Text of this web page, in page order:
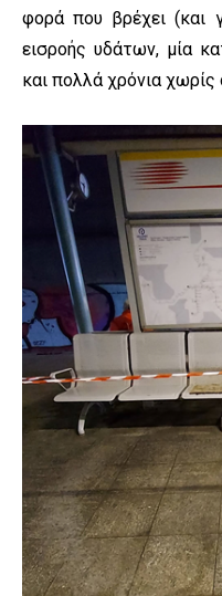
φορά που βρέχει (και
εισροής υδάτων, μία
και πολλά χρόνια